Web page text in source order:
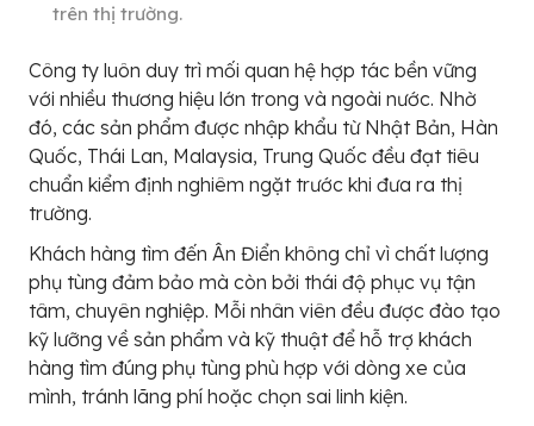
trên thị trường.
Công ty luôn duy trì mối quan hệ hợp tác bền vững
với nhiều thương hiệu lớn trong và ngoài nước. Nhờ
đó, các sản phẩm được nhập khẩu từ Nhật Bản, Hàn
Quốc, Thái Lan, Malaysia, Trung Quốc đều đạt tiêu
chuẩn kiểm định nghiêm ngặt trước khi đưa ra thị
trường.
Khách hàng tìm đến Ân Điển không chỉ vì chất lượng
phụ tùng đảm bảo mà còn bởi thái độ phục vụ tận
tâm, chuyên nghiệp. Mỗi nhân viên đều được đào tạo
kỹ lưỡng về sản phẩm và kỹ thuật để hỗ trợ khách
hàng tìm đúng phụ tùng phù hợp với dòng xe của
mình, tránh lãng phí hoặc chọn sai linh kiện.